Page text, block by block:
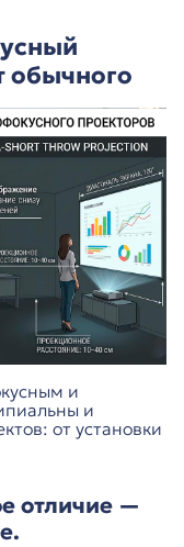
обычного
и
и
от установки
отличие —